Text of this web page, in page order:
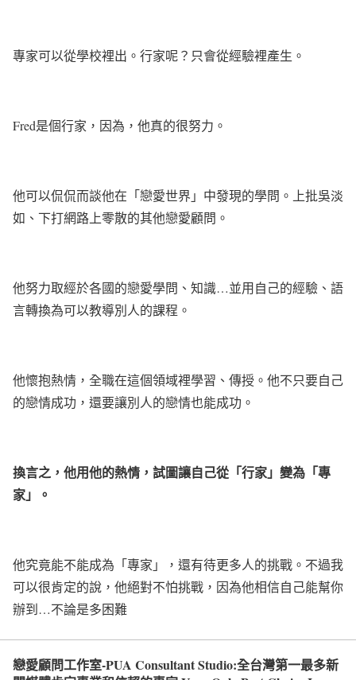
專家可以從學校裡出。行家呢？只會從經驗裡產生。
Fred是個行家，因為，他真的很努力。
他可以侃侃而談他在「戀愛世界」中發現的學問。上批吳淡
如、下打網路上零散的其他戀愛顧問。
他努力取經於各國的戀愛學問、知識…並用自己的經驗、語
言轉換為可以教導別人的課程。
他懷抱熱情，全職在這個領域裡學習、傳授。他不只要自己
的戀情成功，還要讓別人的戀情也能成功。
換言之，他用他的熱情，試圖讓自己從「行家」變為「專
家」。
他究竟能不能成為「專家」，還有待更多人的挑戰。不過我
可以很肯定的說，他絕對不怕挑戰，因為他相信自己能幫你
辦到…不論是多困難
戀愛顧問工作室-PUA Consultant Studio:全台灣第一最多新